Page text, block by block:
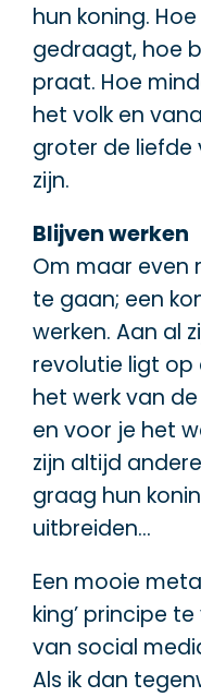
hun koning.
gedraagt, hoe
praat. Hoe
het volk en
groter de liefde
zijn.
Blijven werken
Om maar
te gaan; een
werken. Aan al
revolutie ligt op
het werk van
en voor je het
zijn altijd
graag hun
uitbreiden…
Een mooie
king’ principe
van social
Als ik dan